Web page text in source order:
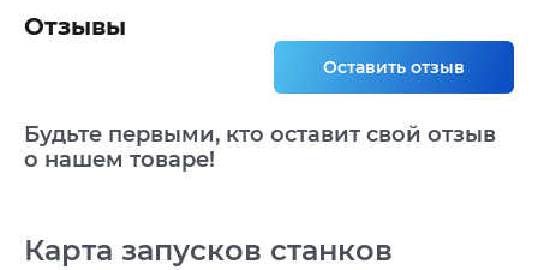
Карта запусков станков
Отзывы
Оставить отзыв
Будьте первыми, кто оставит свой отзыв
о нашем товаре!